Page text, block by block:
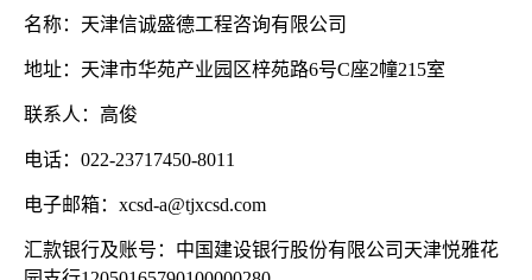
名称：天津信诚盛德工程咨询有限公司
地址：天津市华苑产业园区梓苑路6号C座2幢215室
联系人：高俊
电话： 022-23717450-8011
电子邮箱： xcsd-a@tjxcsd.com
汇款银行及账号：中国建设银行股份有限公司天津悦雅花